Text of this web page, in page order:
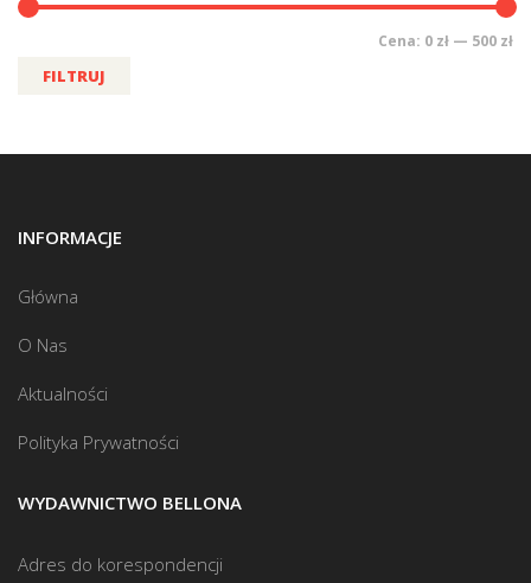
FILTRUJ
Cena: 0 zł — 500 zł
INFORMACJE
Główna
O Nas
Aktualności
Polityka Prywatności
WYDAWNICTWO BELLONA
Adres do korespondencji